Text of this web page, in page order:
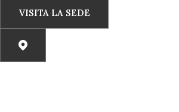
VISITA LA SEDE